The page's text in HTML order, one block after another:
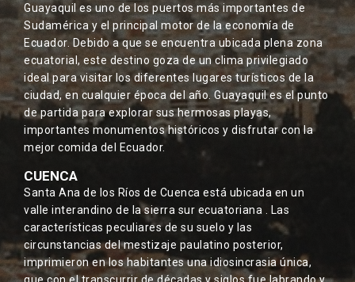
Guayaquil es uno de los puertos más importantes de
Sudamérica y el principal motor de la economía de
Ecuador. Debido a que se encuentra ubicada plena zona
ecuatorial, este destino goza de un clima privilegiado
ideal para visitar los diferentes lugares turísticos de la
ciudad, en cualquier época del año. Guayaquil es el punto
de partida para explorar sus hermosas playas,
importantes monumentos históricos y disfrutar con la
mejor comida del Ecuador.
CUENCA
Santa Ana de los Ríos de Cuenca está ubicada en un
valle interandino de la sierra sur ecuatoriana . Las
características peculiares de su suelo y las
circunstancias del mestizaje paulatino posterior,
imprimieron en los habitantes una idiosincrasia única,